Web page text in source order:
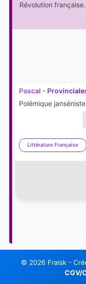
Révolution française.
Pascal -
Polémique
Littérature Française
© 2026 Fraisk -
CGV/